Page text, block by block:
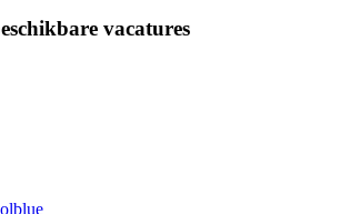
vacatures